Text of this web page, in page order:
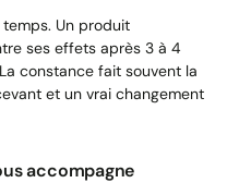
Un produit
ses effets après 3 à 4
constance fait souvent la
et un vrai changement
accompagne